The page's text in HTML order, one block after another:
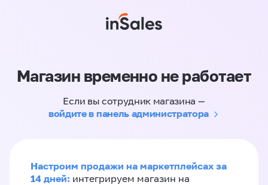
Магазин временно не работает
Если вы сотрудник магазина —
войдите в панель администратора
Настроим продажи на маркетплейсах за
14 дней: интегрируем магазин на